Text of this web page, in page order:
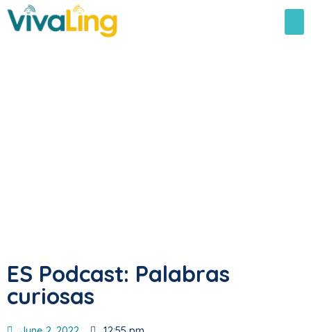
ES Podcast: Palabras
curiosas